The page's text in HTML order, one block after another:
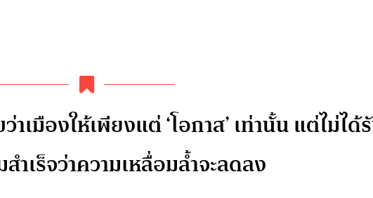
เมืองให้เพียงแต่ ‘โอกาส’ เท่านั้น แต่ไม่ได้
ำเร็จว่าความเหลื่อมล้ำจะลดลง